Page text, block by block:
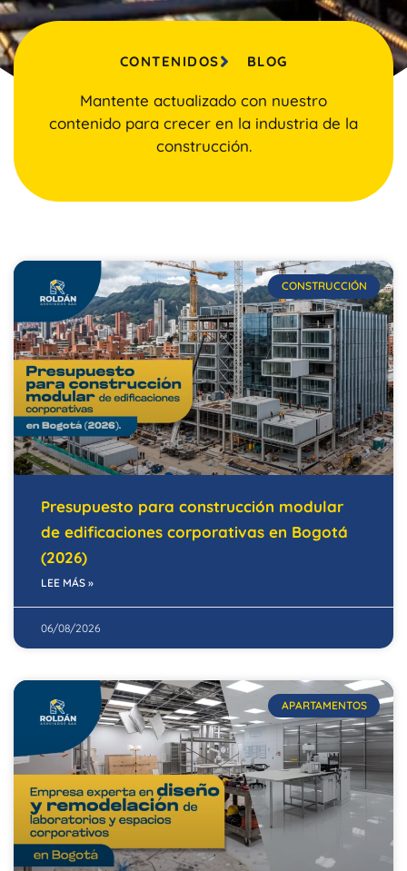
CONTENIDOS BLOG
Mantente actualizado con nuestro
contenido para crecer en la industria de la
construcción.
CONSTRUCCIÓN
Presupuesto para construcción modular
de edificaciones corporativas en Bogotá
(2026)
LEE MÁS »
06/08/2026
APARTAMENTOS